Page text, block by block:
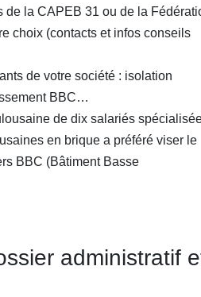
de la CAPEB 31 ou de la
choix (contacts et infos conseils
de votre société : isolation
BBC…
de dix salariés
en brique a préféré viser le
BBC (Bâtiment Basse
administratif